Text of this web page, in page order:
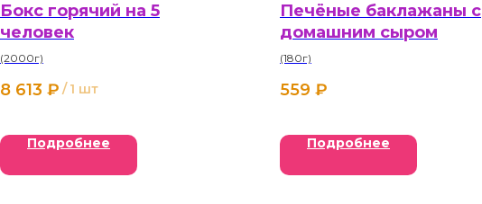
Бокс горячий на 5
человек
(2000г)
8 613 ₽ / 1 шт
Подробнее
Печёные баклажаны с
домашним сыром
(180г)
559 ₽
Подробнее